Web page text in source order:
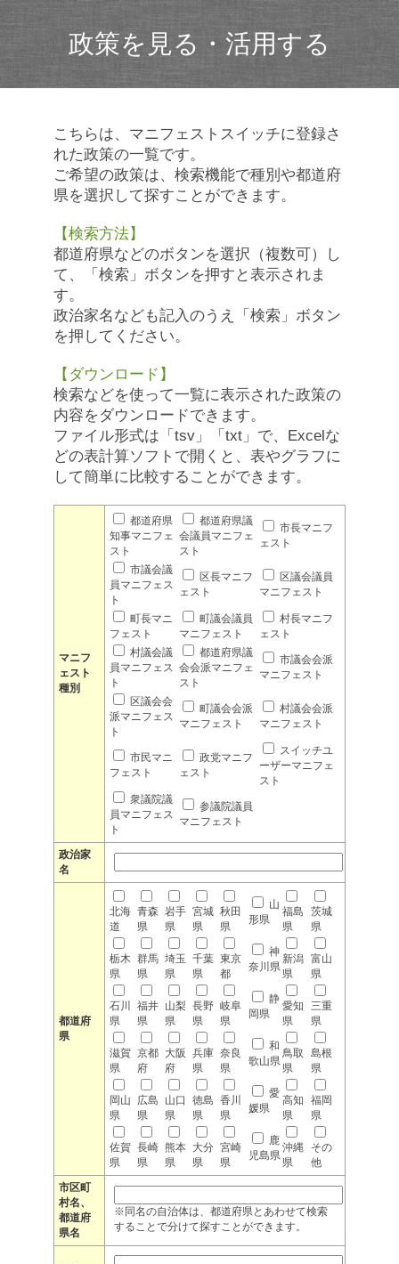
政策を見る・活用する
こちらは、マニフェストスイッチに登録さ
れた政策の一覧です。
ご希望の政策は、検索機能で種別や都道府
県を選択して探すことができます。
【検索方法】
都道府県などのボタンを選択（複数可）し
て、「検索」ボタンを押すと表示されま
す。
政治家名なども記入のうえ「検索」ボタン
を押してください。
【ダウンロード】
検索などを使って一覧に表示された政策の
内容をダウンロードできます。
ファイル形式は「tsv」「txt」で、Excelな
どの表計算ソフトで開くと、表やグラフに
して簡単に比較することができます。
マニフ
ェスト
種別
都道府県
知事マニフェ
スト
都道府県議
会議員マニフェ
スト
市長マニフ
ェスト
市議会議
員マニフェス
ト
区長マニフ
ェスト
区議会議員
マニフェスト
町長マニ
フェスト
町議会議員
マニフェスト
村長マニフ
ェスト
村議会議
員マニフェス
ト
都道府県議
会会派マニフェ
スト
市議会会派
マニフェスト
区議会会
派マニフェス
ト
町議会会派
マニフェスト
村議会会派
マニフェスト
市民マニ
フェスト
政党マニフ
ェスト
スイッチユ
ーザーマニフェ
スト
衆議院議
員マニフェス
ト
参議院議員
マニフェスト
政治家
名
都道府
県
北海
道
青森
県
岩手
県
宮城
県
秋田
県
山
形県
福島
県
茨城
県
栃木
県
群馬
県
埼玉
県
千葉
県
東京
都
神
奈川県
新潟
県
富山
県
石川
県
福井
県
山梨
県
長野
県
岐阜
県
静
岡県
愛知
県
三重
県
滋賀
県
京都
府
大阪
府
兵庫
県
奈良
県
和
歌山県
鳥取
県
島根
県
岡山
県
広島
県
山口
県
徳島
県
香川
県
愛
媛県
高知
県
福岡
県
佐賀
県
長崎
県
熊本
県
大分
県
宮崎
県
鹿
児島県
沖縄
県
その
他
市区町
村名、
都道府
県名
※同名の自治体は、都道府県とあわせて検索
することで分けて探すことができます。